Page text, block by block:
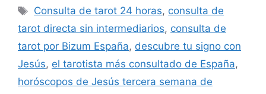
Etiquetas
Consulta de tarot 24 horas, consulta de
tarot directa sin intermediarios, consulta de
tarot por Bizum España, descubre tu signo con
Jesús, el tarotista más consultado de España,
horóscopos de Jesús tercera semana de